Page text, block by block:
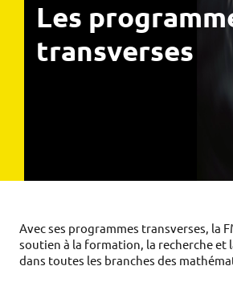
Les
transverses
Avec ses programmes transverses, la
soutien à la formation, la recherche et
dans toutes les branches des